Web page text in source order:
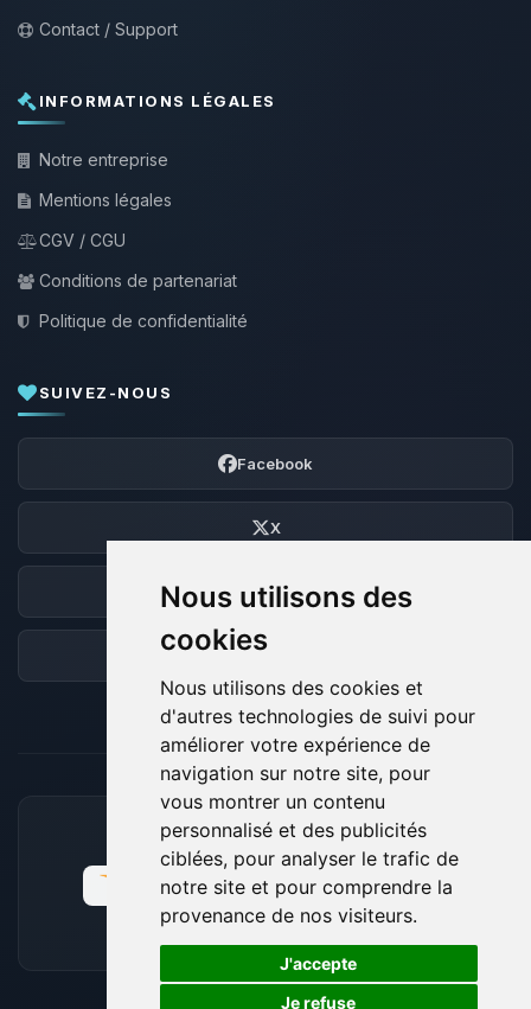
Nous utilisons des
cookies
Nous utilisons des cookies et
d'autres technologies de suivi pour
améliorer votre expérience de
navigation sur notre site, pour
vous montrer un contenu
personnalisé et des publicités
ciblées, pour analyser le trafic de
notre site et pour comprendre la
provenance de nos visiteurs.
J'accepte
Je refuse
Contact / Support
INFORMATIONS LÉGALES
Notre entreprise
Mentions légales
CGV / CGU
Conditions de partenariat
Politique de confidentialité
SUIVEZ-NOUS
Facebook
X
Discord
Forum
MOYENS DE PAIEMENT ACCEPTÉS
🍪